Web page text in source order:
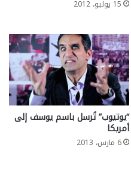
15 يوليو، 2012
“يوتيوب” تُرسل باسم يوسف إلى
أمريكا
6 مارس، 2013